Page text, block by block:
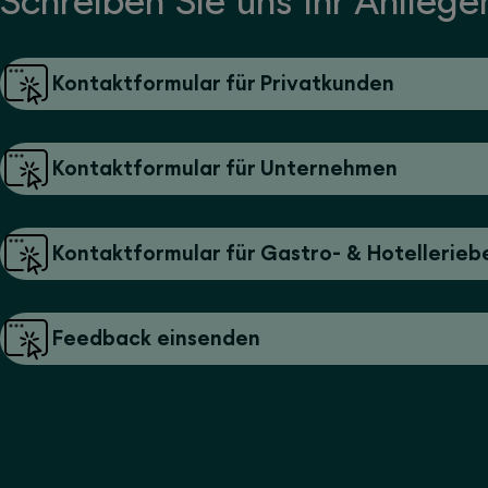
Kontaktformular für Privatkunden
Kontaktformular für Unternehmen
Kontaktformular für Gastro- &
Feedback einsenden